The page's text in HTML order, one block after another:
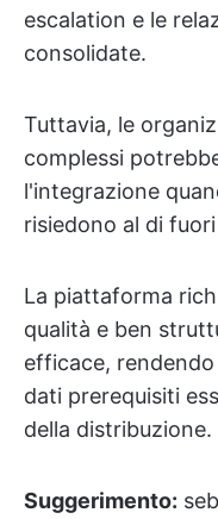
escalation e le
consolidate.
Tuttavia, le
complessi
l'integrazione
risiedono al di
La piattaforma
qualità e ben
efficace,
dati prerequisiti
della distribuzione.
Suggerimento: